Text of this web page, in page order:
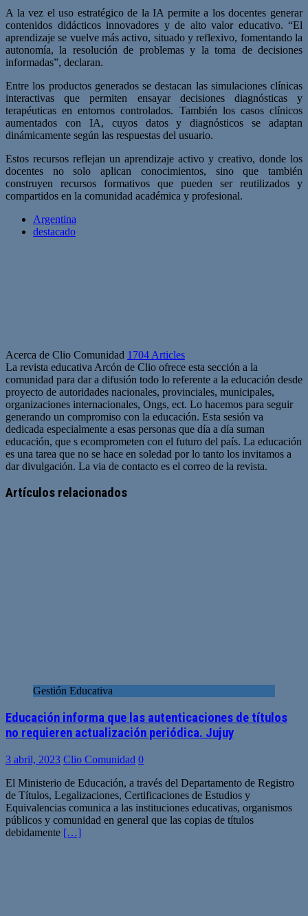
A la vez el uso estratégico de la IA permite a los docentes generar
contenidos didácticos innovadores y de alto valor educativo. “El
aprendizaje se vuelve más activo, situado y reflexivo, fomentando la
autonomía, la resolución de problemas y la toma de decisiones
informadas”, declaran.
Entre los productos generados se destacan las simulaciones clínicas
interactivas que permiten ensayar decisiones diagnósticas y
terapéuticas en entornos controlados. También los casos clínicos
aumentados con IA, cuyos datos y diagnósticos se adaptan
dinámicamente según las respuestas del usuario.
Estos recursos reflejan un aprendizaje activo y creativo, donde los
docentes no solo aplican conocimientos, sino que también
construyen recursos formativos que pueden ser reutilizados y
compartidos en la comunidad académica y profesional.
Argentina
destacado
Acerca de Clio Comunidad 1704 Articles
La revista educativa Arcón de Clio ofrece esta sección a la
comunidad para dar a difusión todo lo referente a la educación desde
proyecto de autoridades nacionales, provinciales, municipales,
organizaciones internacionales, Ongs, ect. Lo hacemos para seguir
generando un compromiso con la educación. Esta sesión va
dedicada especialmente a esas personas que día a día suman
educación, que s ecomprometen con el futuro del país. La educación
es una tarea que no se hace en soledad por lo tanto los invitamos a
dar divulgación. La via de contacto es el correo de la revista.
web
Artículos relacionados
Gestión Educativa
Educación informa que las autenticaciones de títulos
no requieren actualización periódica. Jujuy
3 abril, 2023 Clio Comunidad 0
El Ministerio de Educación, a través del Departamento de Registro
de Títulos, Legalizaciones, Certificaciones de Estudios y
Equivalencias comunica a las instituciones educativas, organismos
públicos y comunidad en general que las copias de títulos
debidamente […]